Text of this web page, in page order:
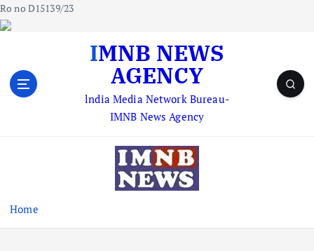
Ro no D15139/23
IMNB NEWS
AGENCY
lndia Media Network Bureau-
IMNB News Agency
Home